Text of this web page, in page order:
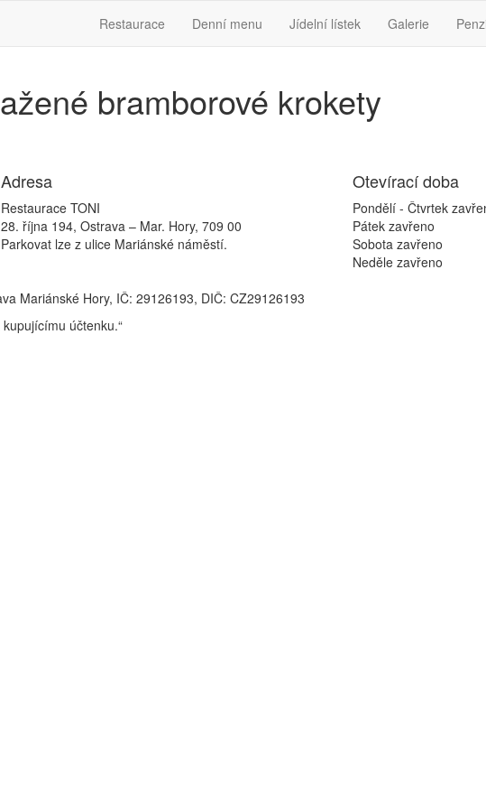
Restaurace Denní menu Jídelní lístek Galerie
bramborové krokety
Adresa
Restaurace TONI
28. října 194, Ostrava – Mar. Hory, 709 00
Parkovat lze z ulice Mariánské náměstí.
Otevírací doba
Pondělí - Čtvrtek
Pátek zavřeno
Sobota zavřeno
Neděle zavřeno
Mariánské Hory, IČ: 29126193, DIČ: CZ29126193
účtenku.“